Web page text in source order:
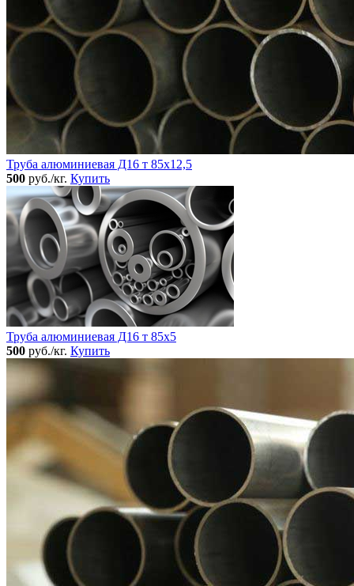
Труба алюминиевая Д16 т 85х12,5
500 руб./кг. Купить
Труба алюминиевая Д16 т 85х5
500 руб./кг. Купить